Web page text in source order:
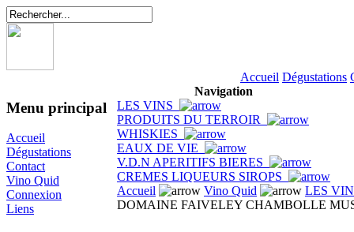
Accueil Dégustations
Menu principal
Accueil
Dégustations
Contact
Vino Quid
Connexion
Liens
Navigation
LES VINS
PRODUITS DU TERROIR
WHISKIES
EAUX DE VIE
V.D.N APERITIFS BIERES
CREMES LIQUEURS SIROPS
Accueil
Vino Quid
LES
DOMAINE FAIVELEY CHAMBOLLE